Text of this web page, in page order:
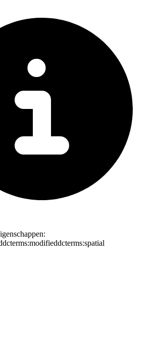
dcterms:modifieddcterms:spatial